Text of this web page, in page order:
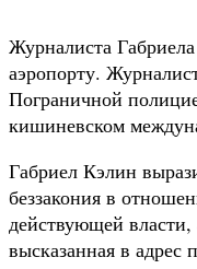
Журналиста
аэропорту.
Пограничной
кишиневском
Габриел Кэлин
беззакония в
действующей
высказанная в адрес